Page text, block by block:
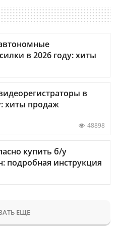
в 2026 году: хиты
в
хиты продаж
48898
купить б/у
подробная инструкция
ЕЩЕ